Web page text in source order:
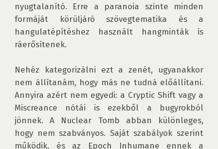
nyugtalanító. Erre a paranoia szinte minden
formáját körüljáró szövegtematika és a
hangulatépítéshez használt hangminták is
ráerősítenek.
Nehéz kategorizálni ezt a zenét, ugyanakkor
nem állítanám, hogy más ne tudná előállítani.
Annyira azért nem egyedi: a Cryptic Shift vagy a
Miscreance nótái is ezekből a bugyrokból
jönnek. A Nuclear Tomb abban különleges,
hogy nem szabványos. Saját szabályok szerint
működik, és az Epoch Inhumane ennek a